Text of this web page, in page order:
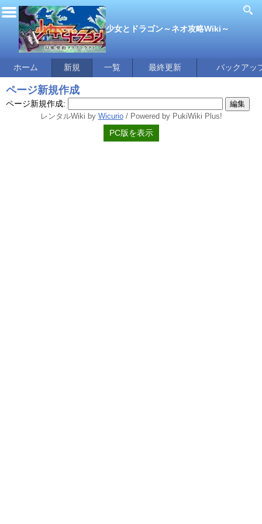
少女とドラゴン～ネオ攻略Wiki～
ホーム 新規 一覧 最終更新 バックアッ
ページ新規作成
ページ新規作成:
レンタルWiki by Wicurio/ Powered by PukiWiki Plus!
PC版を表示